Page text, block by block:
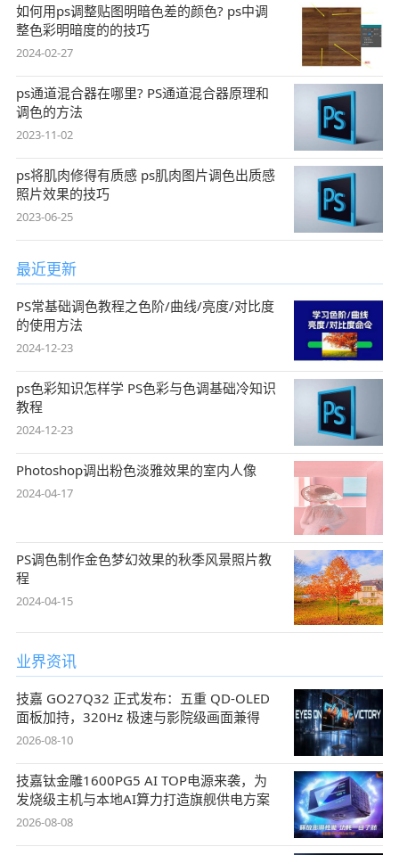
如何用ps调整贴图明暗色差的颜色? ps中调
整色彩明暗度的的技巧
2024-02-27
ps通道混合器在哪里? PS通道混合器原理和
调色的方法
2023-11-02
ps将肌肉修得有质感 ps肌肉图片调色出质感
照片效果的技巧
2023-06-25
最近更新
PS常基础调色教程之色阶/曲线/亮度/对比度
的使用方法
2024-12-23
ps色彩知识怎样学 PS色彩与色调基础冷知识
教程
2024-12-23
Photoshop调出粉色淡雅效果的室内人像
2024-04-17
PS调色制作金色梦幻效果的秋季风景照片教
程
2024-04-15
业界资讯
技嘉 GO27Q32 正式发布：五重 QD-OLED
面板加持，320Hz 极速与影院级画面兼得
2026-08-10
技嘉钛金雕1600PG5 AI TOP电源来袭，为
发烧级主机与本地AI算力打造旗舰供电方案
2026-08-08